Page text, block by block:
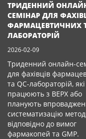
ТРИДЕННИЙ
СЕМІНАР ДЛЯ
ФАРМАЦЕВТИЧНИХ
ЛАБОРАТОРІЙ
2026-02-09
Триденний онлайн-
для фахівців
та QC-лабораторій, які
працюють з ВЕРХ або
планують
систематизацію
відповідно до вимог
фармакопей та GMP.